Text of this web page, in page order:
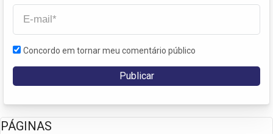
Concordo em tornar meu comentário público
PÁGINAS